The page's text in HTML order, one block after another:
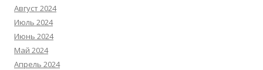
Август 2024
Июль 2024
Июнь 2024
Май 2024
Апрель 2024